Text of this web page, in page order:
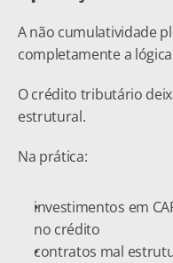
A não cumulatividade
completamente a
O crédito tributário
estrutural.
Na prática:
investimentos em
no crédito
contratos mal